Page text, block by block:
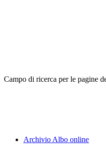
Campo di ricerca per le pagine
Archivio Albo online